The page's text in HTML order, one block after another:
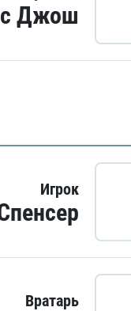
Джош
Игрок
Вратарь